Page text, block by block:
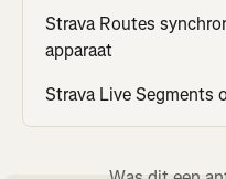
Strava Routes
apparaat
Strava Live Segments